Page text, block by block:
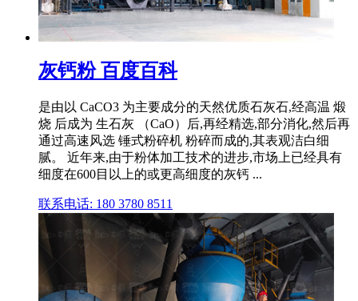
灰钙粉 百度百科
是由以 CaCO3 为主要成分的天然优质石灰石,经高温 煅
烧 后成为 生石灰 （CaO）后,再经精选,部分消化,然后再
通过高速风选 锤式粉碎机 粉碎而成的,其表观洁白细
腻。 近年来,由于粉体加工技术的进步,市场上已经具有
细度在600目以上的或更高细度的灰钙 ...
联系电话: 180 3780 8511